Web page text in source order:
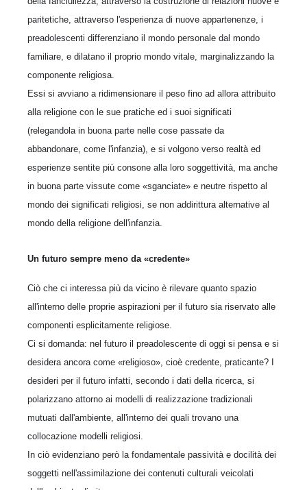
paritetiche, attraverso l'esperienza di nuove appartenenze, i
preadolescenti differenziano il mondo personale dal mondo
familiare, e dilatano il proprio mondo vitale, marginalizzando la
componente religiosa.
Essi si avviano a ridimensionare il peso fino ad allora attribuito
alla religione con le sue pratiche ed i suoi significati
(relegandola in buona parte nelle cose passate da
abbandonare, come l'infanzia), e si volgono verso realtà ed
esperienze sentite più consone alla loro soggettività, ma anche
in buona parte vissute come «sganciate» e neutre rispetto al
mondo dei significati religiosi, se non addirittura alternative al
mondo della religione dell'infanzia.
Un futuro sempre meno da «credente»
Ciò che ci interessa più da vicino è rilevare quanto spazio
all'interno delle proprie aspirazioni per il futuro sia riservato alle
componenti esplicitamente religiose.
Ci si domanda: nel futuro il preadolescente di oggi si pensa e si
desidera ancora come «religioso», cioè credente, praticante? I
desideri per il futuro infatti, secondo i dati della ricerca, si
polarizzano attorno ai modelli di realizzazione tradizionali
mutuati dall'ambiente, all'interno dei quali trovano una
collocazione modelli religiosi.
In ciò evidenziano però la fondamentale passività e docilità dei
soggetti nell'assimilazione dei contenuti culturali veicolati